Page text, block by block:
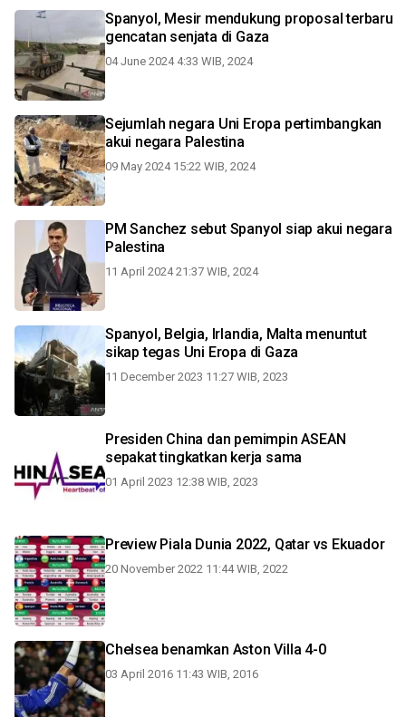
Spanyol, Mesir mendukung proposal terbaru
gencatan senjata di Gaza
04 June 2024 4:33 WIB, 2024
Sejumlah negara Uni Eropa pertimbangkan
akui negara Palestina
09 May 2024 15:22 WIB, 2024
PM Sanchez sebut Spanyol siap akui negara
Palestina
11 April 2024 21:37 WIB, 2024
Spanyol, Belgia, Irlandia, Malta menuntut
sikap tegas Uni Eropa di Gaza
11 December 2023 11:27 WIB, 2023
Presiden China dan pemimpin ASEAN
sepakat tingkatkan kerja sama
01 April 2023 12:38 WIB, 2023
Preview Piala Dunia 2022, Qatar vs Ekuador
20 November 2022 11:44 WIB, 2022
Chelsea benamkan Aston Villa 4-0
03 April 2016 11:43 WIB, 2016